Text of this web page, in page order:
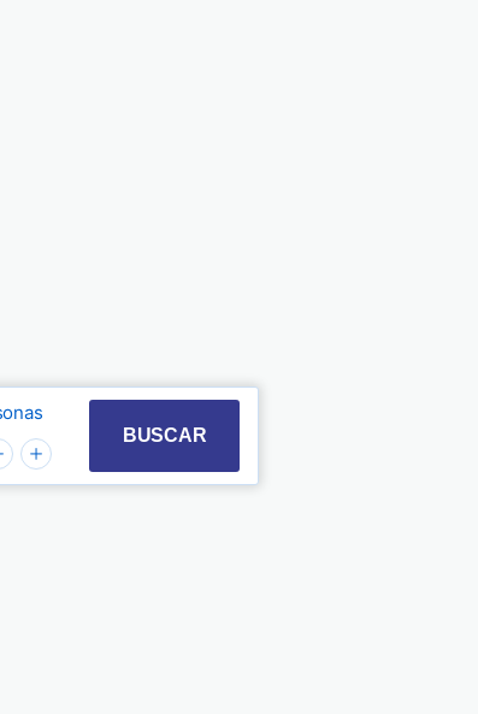
calendar and select a date. Press the
with the calendar and select a date.
BUSCAR